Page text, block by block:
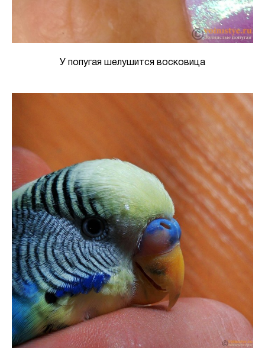
У попугая шелушится восковица